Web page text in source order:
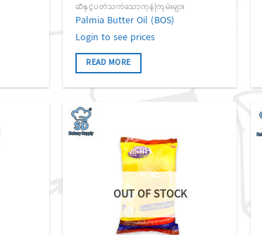
ဆီနှင့်ပတ်သက်သောကုန်ကြမ်းများ
Palmia Butter Oil (BOS)
Login to see prices
READ MORE
OUT OF STOCK